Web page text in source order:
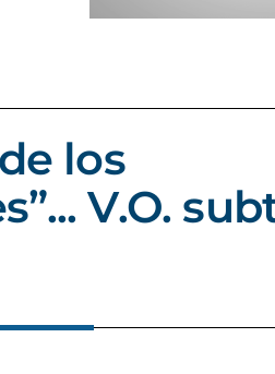
los
V.O.